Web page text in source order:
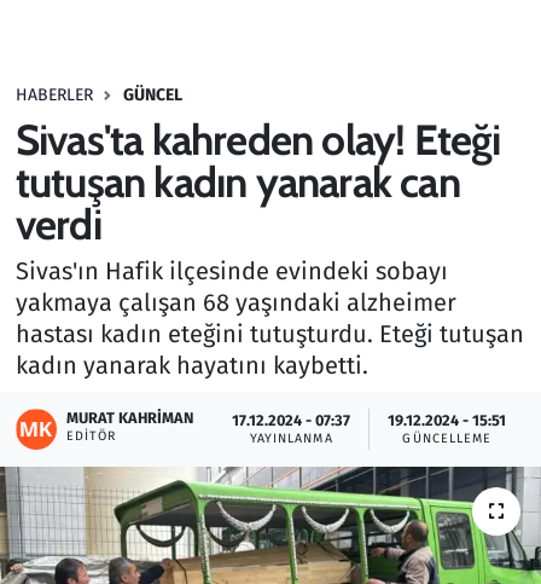
HABERLER GÜNCEL
Sivas'ta kahreden olay! Eteği
tutuşan kadın yanarak can
verdi
Sivas'ın Hafik ilçesinde evindeki sobayı
yakmaya çalışan 68 yaşındaki alzheimer
hastası kadın eteğini tutuşturdu. Eteği tutuşan
kadın yanarak hayatını kaybetti.
MURAT KAHRIMAN
EDITÖR
17.12.2024 - 07:37
YAYINLANMA
19.12.2024 - 15:51
GÜNCELLEME
Haber
Kültür Sanat
Kurumsal Haberler
Lezzet Durağı
Memur ve Kamu
Otomobil
Oyun
Ramazan